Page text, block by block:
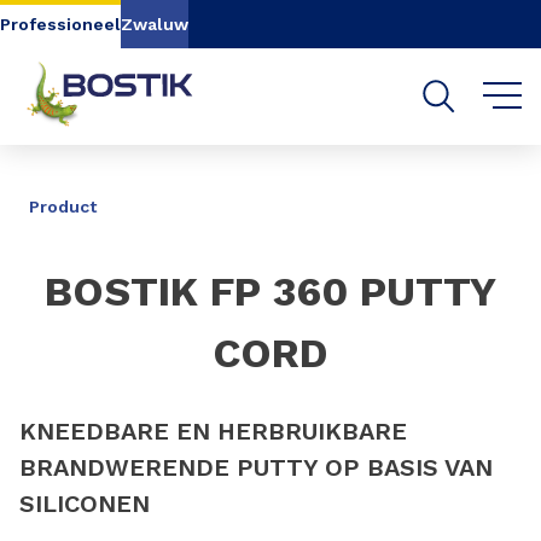
Go to content Go to navigation
ProfessioneelZwaluw
Product
BOSTIK FP 360 PUTTY
CORD
KNEEDBARE EN HERBRUIKBARE
BRANDWERENDE PUTTY OP BASIS VAN
SILICONEN